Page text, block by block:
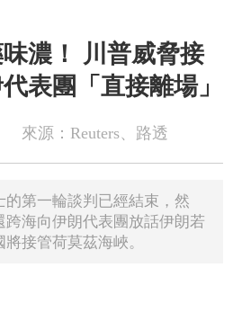
濃！ 川普威脅接
表團「直接離場」
來源：Reuters、路透
的第一輪談判已經結束，然
海向伊朗代表團放話伊朗若
接管荷莫茲海峽。